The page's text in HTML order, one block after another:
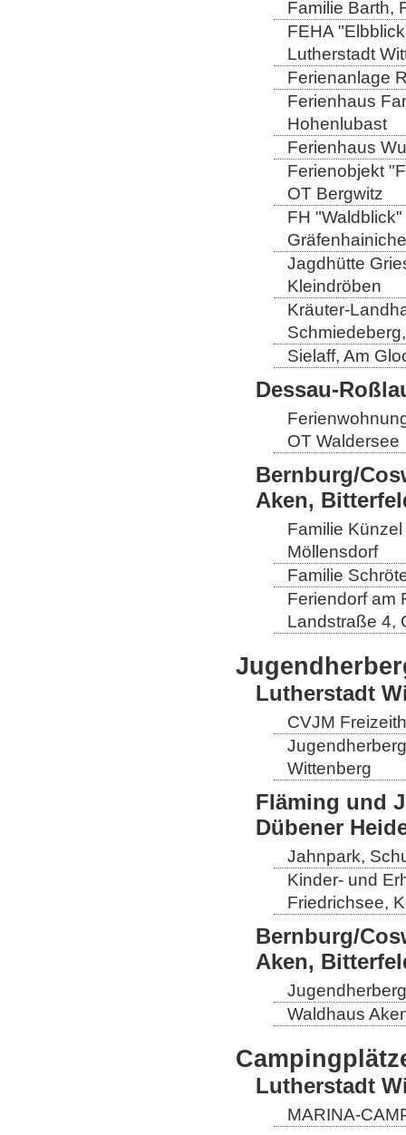
Familie Barth,
FEHA
Lutherstadt
Ferienanlage
Ferienhaus
Hohenlubast
Ferienhaus
Ferienobjekt
OT Bergwitz
FH
Jagdhütte
Kleindröben
Kräuter-
Sielaff, Am
Dessau-
OT Waldersee
Bernburg/
Aken,
Familie
Möllensdorf
Familie
Feriendorf am
Landstraße 4,
Lutherstadt
CVJM
Wittenberg
Fläming und
Dübener
Jahnpark,
Kinder- und
Friedrichsee,
Bernburg/
Aken,
Waldhaus
Lutherstadt
MARINA-